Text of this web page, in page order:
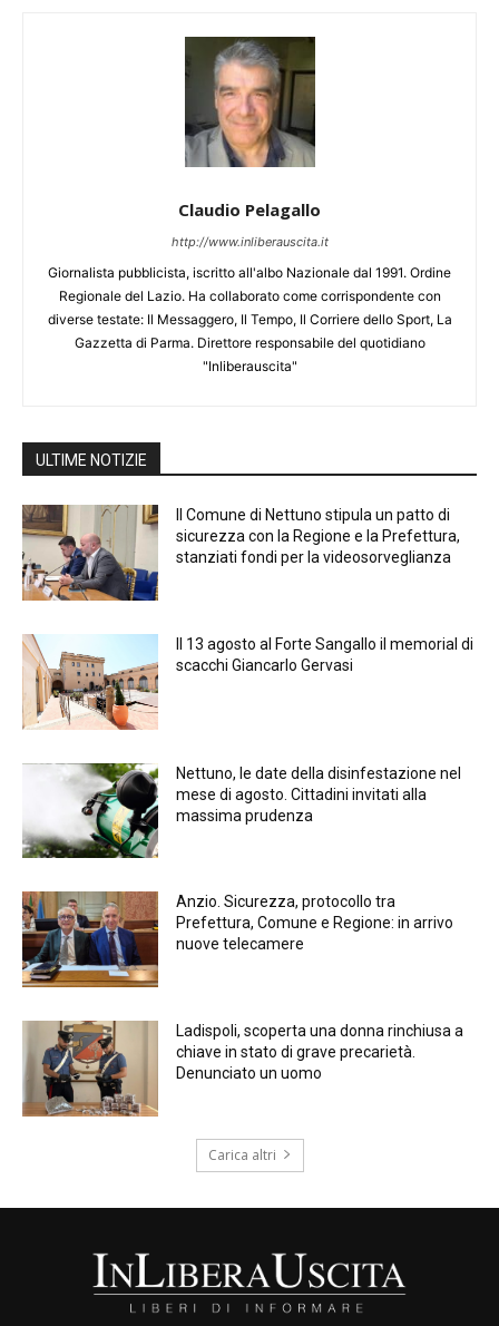
Claudio Pelagallo
http://www.inliberauscita.it
Giornalista pubblicista, iscritto all'albo Nazionale dal 1991. Ordine
Regionale del Lazio. Ha collaborato come corrispondente con
diverse testate: Il Messaggero, Il Tempo, Il Corriere dello Sport, La
Gazzetta di Parma. Direttore responsabile del quotidiano
"Inliberauscita"
ULTIME NOTIZIE
Il Comune di Nettuno stipula un patto di
sicurezza con la Regione e la Prefettura,
stanziati fondi per la videosorveglianza
Il 13 agosto al Forte Sangallo il memorial di
scacchi Giancarlo Gervasi
Nettuno, le date della disinfestazione nel
mese di agosto. Cittadini invitati alla
massima prudenza
Anzio. Sicurezza, protocollo tra
Prefettura, Comune e Regione: in arrivo
nuove telecamere
Ladispoli, scoperta una donna rinchiusa a
chiave in stato di grave precarietà.
Denunciato un uomo
Carica altri